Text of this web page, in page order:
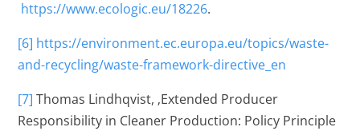
https://www.ecologic.eu/18226.
[6] https://environment.ec.europa.eu/topics/waste-
and-recycling/waste-framework-directive_en
[7] Thomas Lindhqvist, ‚Extended Producer
Responsibility in Cleaner Production: Policy Principle